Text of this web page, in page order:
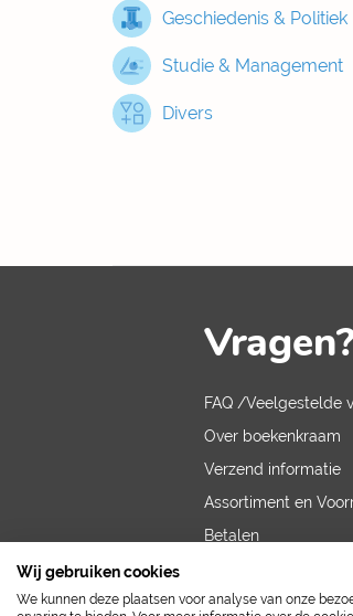
Geschiedenis & Politiek
Studie & Management
Divers
FAQ /Veelgestelde
Over boekenkraam
Verzend informatie
Assortiment en
Betalen
Wij gebruiken cookies
We kunnen deze plaatsen voor analyse van onze